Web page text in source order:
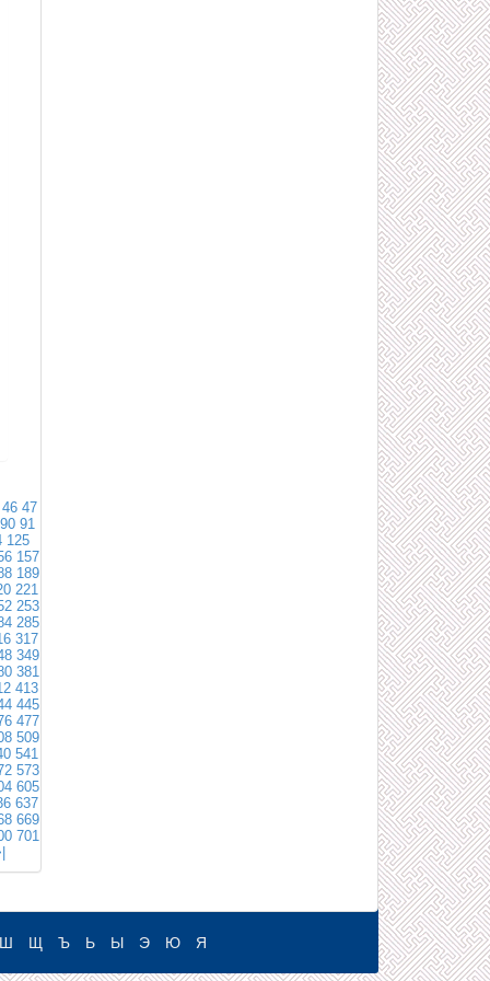
46 47
90 91
125
157
189
221
253
285
317
349
381
413
445
477
509
541
573
605
637
669
701
Ш Щ Ъ Ь Ы Э Ю Я